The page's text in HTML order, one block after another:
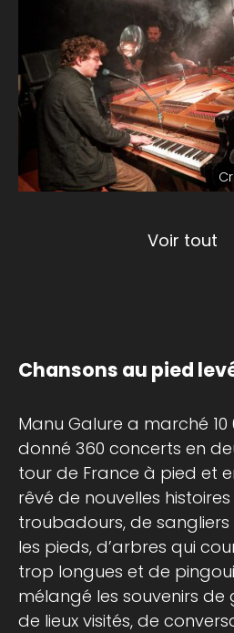
Voir tout
Chansons au pied
Manu Galure a marché 10
donné 360 concerts en
tour de France à pied et
rêvé de nouvelles
troubadours, de
les pieds, d’arbres qui
trop longues et de
mélangé les souvenirs de
de lieux visités, de